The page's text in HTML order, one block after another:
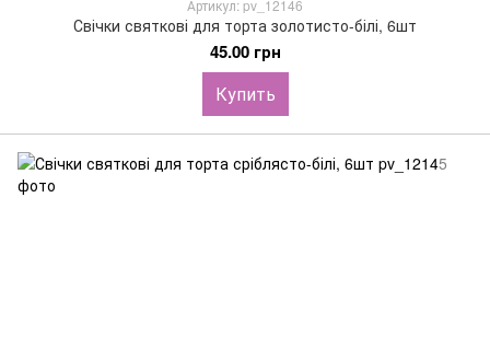
Артикул: pv_12146
Свічки святкові для торта золотисто-білі, 6шт
45.00 грн
Купить